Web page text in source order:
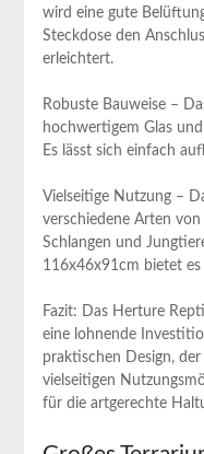
⁣wird ​eine gute
Steckdose den
erleichtert.
Robuste Bauweise –
hochwertigem Glas⁢
Es⁤ lässt sich einfach
Vielseitige Nutzung –
verschiedene Arten
Schlangen ‍und
116x46x91cm bietet
Fazit:⁣ Das Herture
eine lohnende
praktischen ‌Design,
vielseitigen
für‌ die artgerechte